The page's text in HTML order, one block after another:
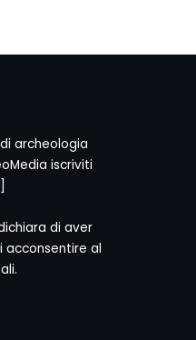
archeologia
iscriviti
]
di aver
acconsentire al